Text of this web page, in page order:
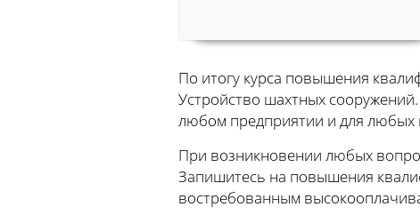
По итогу курса повышения
Устройство шахтных
любом предприятии и для
При возникновении любых
Запишитесь на повышения
востребованным